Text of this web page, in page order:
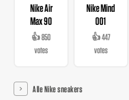
Nike Air
Max 90
👍 850
votes
Nike Mind
001
👍 447
votes
Alle Nike sneakers